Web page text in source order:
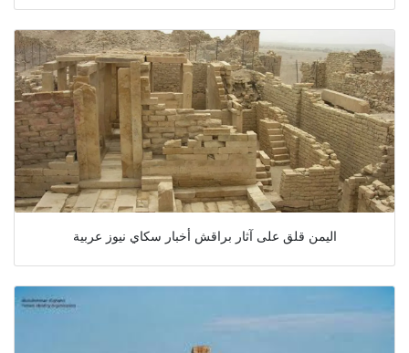
اليمن قلق على آثار براقش أخبار سكاي نيوز عربية